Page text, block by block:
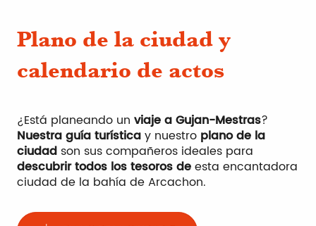
Plano de la ciudad y
calendario de actos
¿Está planeando un viaje a Gujan-Mestras?
Nuestra guía turísticay nuestro plano de la
ciudad son sus compañeros ideales para
descubrir todos los tesoros deesta encantadora
ciudad de la bahía de Arcachon.